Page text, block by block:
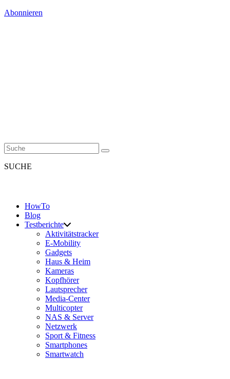
Abonnieren
SUCHE
HowTo
Blog
Testberichte
Aktivitätstracker
E-Mobility
Gadgets
Haus & Heim
Kameras
Kopfhörer
Lautsprecher
Media-Center
Multicopter
NAS & Server
Netzwerk
Sport & Fitness
Smartphones
Smartwatch